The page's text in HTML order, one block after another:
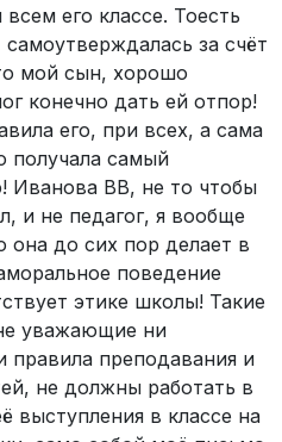
его классе. Тоесть
за счёт
мой сын, хорошо
конечно дать ей отпор!
его, при всех, а сама
получала самый
Иванова ВВ, не то чтобы
и не педагог, я вообще
она до сих пор делает в
поведение
этике школы! Такие
уважающие ни
преподавания и
не должны работать в
выступления в классе на